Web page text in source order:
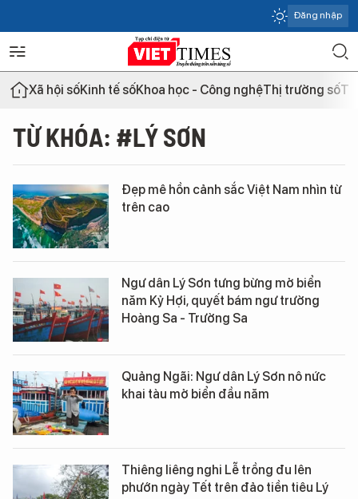
Đăng nhập
Xã hội sốKinh tế sốKhoa học - Công nghệThị trường số
TỪ KHÓA: #LÝ SƠN
Đẹp mê hồn cảnh sắc Việt Nam nhìn từ
trên cao
Ngư dân Lý Sơn tưng bừng mở biển
năm Kỷ Hợi, quyết bám ngư trường
Hoàng Sa - Trường Sa
Quảng Ngãi: Ngư dân Lý Sơn nô nức
khai tàu mở biển đầu năm
Thiêng liêng nghi Lễ trồng đu lên
phướn ngày Tết trên đảo tiền tiêu Lý